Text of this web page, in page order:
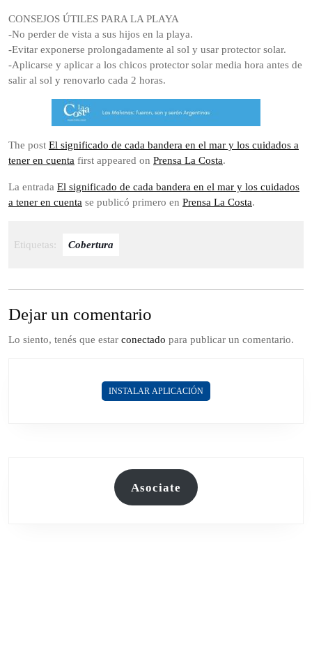
CONSEJOS ÚTILES PARA LA PLAYA
-No perder de vista a sus hijos en la playa.
-Evitar exponerse prolongadamente al sol y usar protector solar.
-Aplicarse y aplicar a los chicos protector solar media hora antes de
salir al sol y renovarlo cada 2 horas.
The post El significado de cada bandera en el mar y los cuidados a
tener en cuenta first appeared on Prensa La Costa.
La entrada El significado de cada bandera en el mar y los cuidados
a tener en cuenta se publicó primero en Prensa La Costa.
Etiquetas: Cobertura
Dejar un comentario
Lo siento, tenés que estar conectado para publicar un comentario.
INSTALAR APLICACIÓN
Asociate